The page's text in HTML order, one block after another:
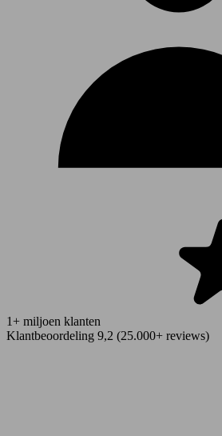
1+ miljoen klanten
Klantbeoordeling 9,2 (25.000+ reviews)